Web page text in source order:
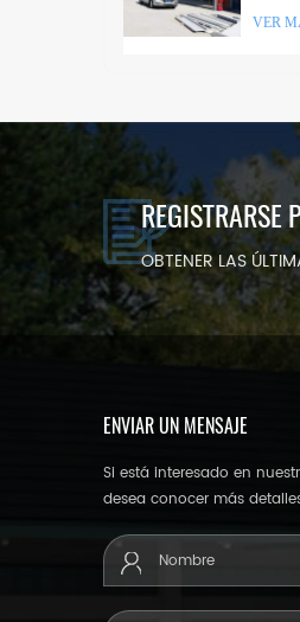
VER
REGISTRARSE
OBTENER LAS
ENVIAR UN MENSAJE
Si está interesado en
desea conocer más
posible.